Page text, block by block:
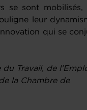
se sont mobilisés,
leur
qui se
Travail, de
la Chambre de